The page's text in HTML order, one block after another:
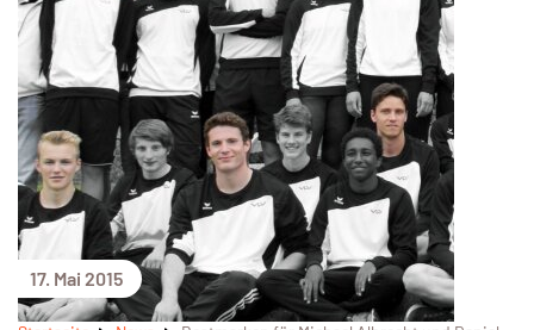
17. Mai 2015